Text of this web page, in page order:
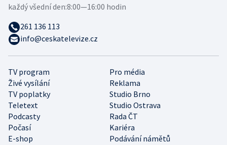
TV program
Pro média
Živé vysílání
Reklama
TV poplatky
Studio Brno
Teletext
Studio Ostrava
Podcasty
Rada ČT
Počasí
Kariéra
E-shop
Podávání námětů
každý všední den:8:00—16:00 hodin
261 136 113
info@ceskatelevize.cz